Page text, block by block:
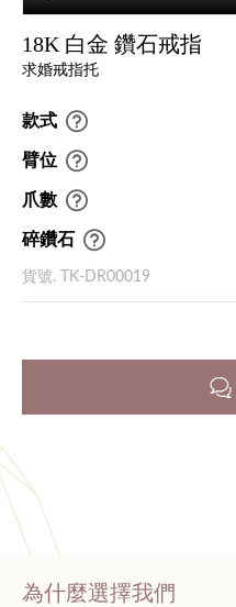
18K 白金 鑽石戒指
求婚戒指托
款式
臂位
爪數
碎鑽石
貨號. TK-DR00019
為什麼選擇我們